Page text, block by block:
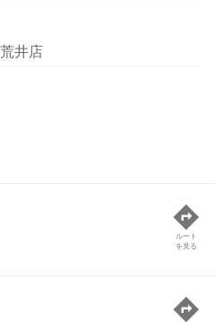
井店
ルート
を見る